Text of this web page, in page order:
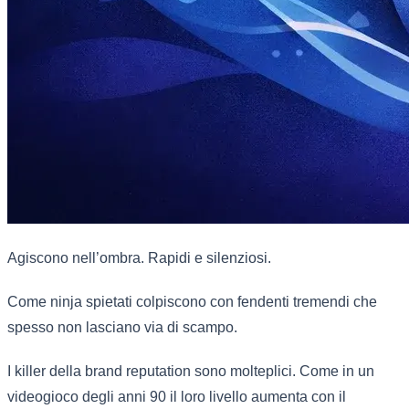
Agiscono nell’ombra. Rapidi e silenziosi.
Come ninja spietati colpiscono con fendenti tremendi che
spesso non lasciano via di scampo.
I killer della brand reputation sono molteplici. Come in un
videogioco degli anni 90 il loro livello aumenta con il